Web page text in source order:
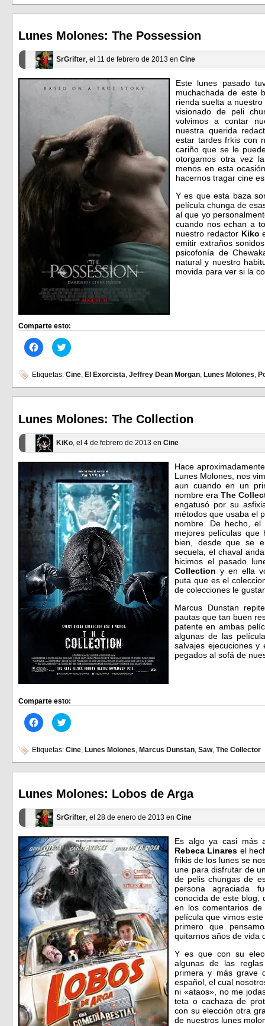
(Se
abre
ventana
nueva)
(Se
abre
ventana
nueva)
Lunes Molones: The Possession
SrGrifter, el 11 de febrero de 2013 en Cine
Este lunes pasado
muchachada de este
rienda suelta a
visionado de peli
volvimos a contar
nuestra querida
estar tardes frkis con
cariño que se le
otorgamos otra vez
menos en esta
hacernos tragar cine
Y es que esta baza
película chunga de
al que yo
cuando nos echan a
nuestro redactor Kiko
emitir extraños
psicofonía de
natural y nuestro
movida para ver si la
Comparte esto:
Haz
clic
en
Facebook
(Se
abre
ventana
nueva)
Haz
clic
en
Twitter
(Se
abre
ventana
nueva)
Etiquetas: Cine, El Exorcista, Jeffrey Dean Morgan, Lunes Molones,
Lunes Molones: The Collection
KiKo, el 4 de febrero de 2013 en Cine
Hace
Lunes Molones, nos
aun cuando en un
nombre eraThe
engatusó por su
métodos que usaba el
nombre. De hecho,
mejores películas que
bien, desde que se
secuela, el chaval
hicimos el pasado
Collection y en ella
puta que es el
de colecciones le
Marcus Dunstan
pautas que tan buen
patente en ambas
algunas de las
salvajes ejecuciones y
pegados al sofá de
Comparte esto:
Haz
clic
en
Facebook
(Se
abre
ventana
nueva)
Haz
clic
en
Twitter
(Se
abre
ventana
nueva)
Etiquetas: Cine, Lunes Molones, Marcus Dunstan, Saw, The Collector
Lunes Molones: Lobos de Arga
SrGrifter, el 28 de enero de 2013 en Cine
Es algo ya casi más
Rebeca Linares el
frikis de los lunes se
une para disfrutar de
de pelis chungas de
persona agraciada
conocida de este blog,
en los comentarios
película que vimos
primero que
quitarnos años de vida
Y es que con su
algunas de las
primera y más grave
español, el cual
ni «ataos», no me
teta o cachaza de
con su elección otra
de nuestros lunes